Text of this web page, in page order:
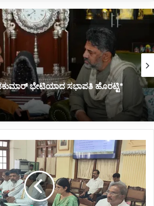
ಭೇಟಿಯಾದ ಸಭಾಪತಿ ಹೊರಟ್ಟಿ*
ಹೃದಯಾಘಾತ: ಕ್ಷೇತ್ರ